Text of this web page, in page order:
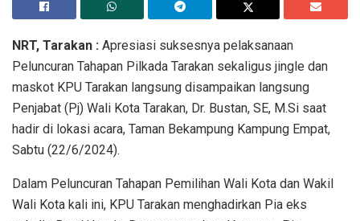
NRT, Tarakan : Apresiasi suksesnya pelaksanaan
Peluncuran Tahapan Pilkada Tarakan sekaligus jingle dan
maskot KPU Tarakan langsung disampaikan langsung
Penjabat (Pj) Wali Kota Tarakan, Dr. Bustan, SE, M.Si saat
hadir di lokasi acara, Taman Bekampung Kampung Empat,
Sabtu (22/6/2024).
Dalam Peluncuran Tahapan Pemilihan Wali Kota dan Wakil
Wali Kota kali ini, KPU Tarakan menghadirkan Pia eks